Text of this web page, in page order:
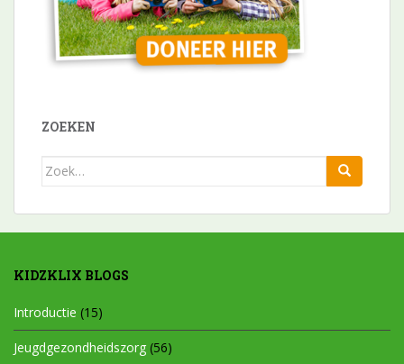
ZOEKEN
Zoek
KIDZKLIX BLOGS
Introductie (15)
Jeugdgezondheidszorg (56)